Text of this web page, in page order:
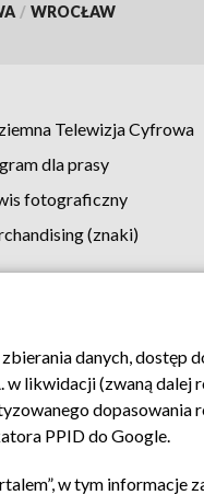
/ WROCŁAW
Telewizja Cyfrowa
dla prasy
fotograficzny
(znaki)
reklamy Kontakt
danych, dostęp
likwidacji (zwaną dalej
dopasowania
PPID do Google.
w tym informacje